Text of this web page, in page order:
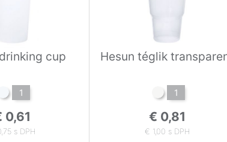
cup
1
0,61
s DPH
Hesun téglik
1
€ 0,81
€ 1,00 s DPH